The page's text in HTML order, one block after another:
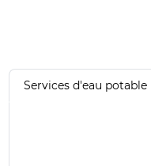
Services d'eau potable